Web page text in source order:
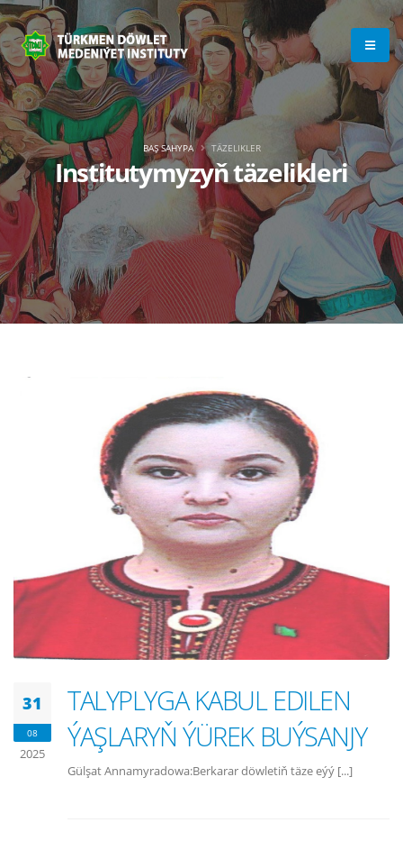
Institutymyzyň täzelikleri
BAŞ SAHYPA TÄZELIKLER
31
08
2025
TALYPLYGA KABUL EDILEN
ÝAŞLARYŇ ÝÜREK BUÝSANJY
Gülşat Annamyradowa:Berkarar döwletiň täze eýý [...]